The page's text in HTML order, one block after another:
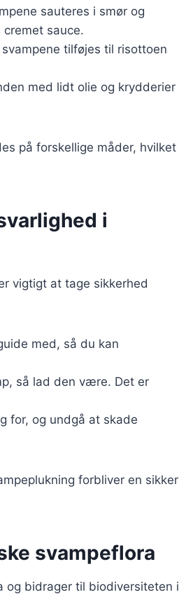
sauteres i smør og
sauce.
tilføjes til risottoen
med lidt olie og krydderier
på forskellige måder, hvilket
i
vigtigt at tage sikkerhed
med, så du kan
så lad den være. Det er
for, og undgå at skade
forbliver en sikker
svampeflora
og bidrager til biodiversiteten i